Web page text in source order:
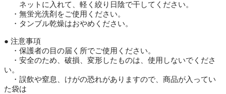
ネットに入れて、軽く絞り日陰で干してください。
・無蛍光洗剤をご使用ください。
・タンブル乾燥はおやめください。
● 注意事項
・保護者の目の届く所でご使用ください。
・安全のため、破損、変形したものは、使用しないでくださ
い。
・誤飲や窒息、けがの恐れがありますので、商品が入ってい
た袋は